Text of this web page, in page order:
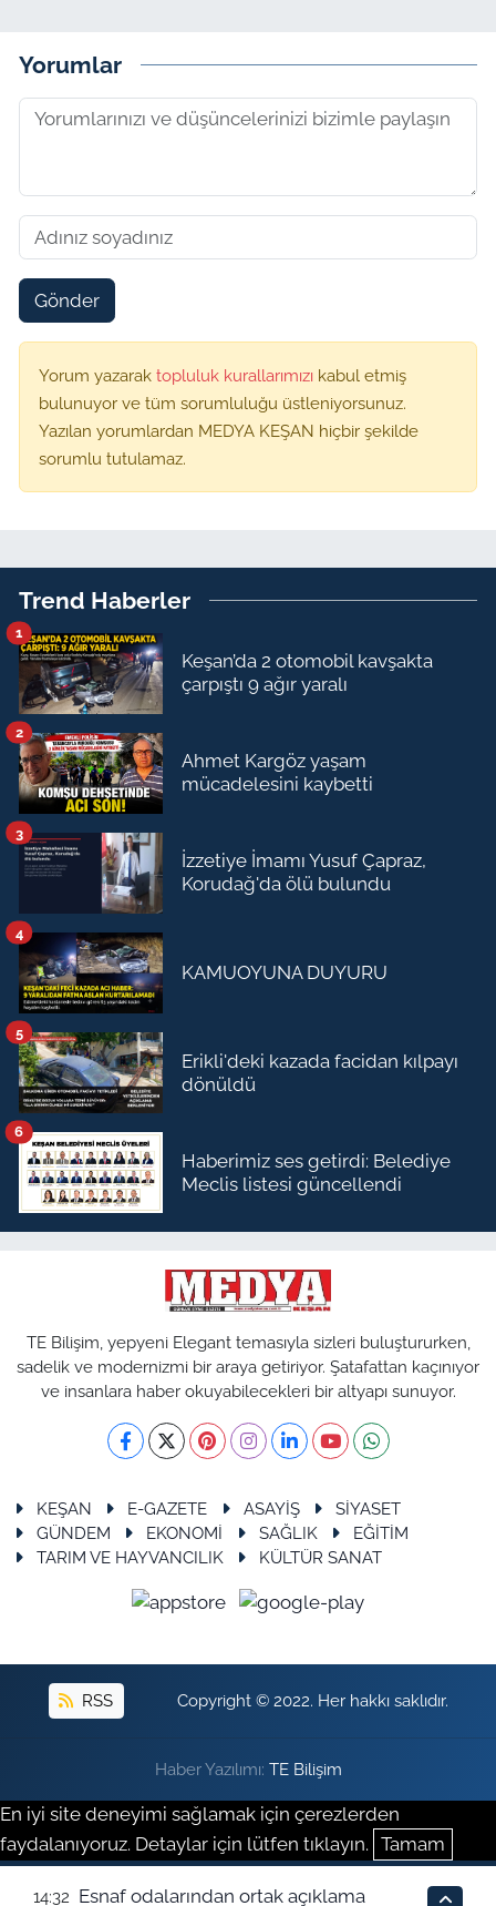
Yorumlar
Gönder
Yorum yazarak topluluk kurallarımızı kabul etmiş
bulunuyor ve tüm sorumluluğu üstleniyorsunuz.
Yazılan yorumlardan MEDYA KEŞAN hiçbir şekilde
sorumlu tutulamaz.
Trend Haberler
Keşan’da 2 otomobil kavşakta
çarpıştı 9 ağır yaralı
1
Ahmet Kargöz yaşam
mücadelesini kaybetti
2
İzzetiye İmamı Yusuf Çapraz,
Korudağ'da ölü bulundu
3
KAMUOYUNA DUYURU
4
Erikli'deki kazada facidan kılpayı
dönüldü
5
Haberimiz ses getirdi: Belediye
Meclis listesi güncellendi
6
TE Bilişim, yepyeni Elegant temasıyla sizleri buluştururken,
sadelik ve modernizmi bir araya getiriyor. Şatafattan kaçınıyor
ve insanlara haber okuyabilecekleri bir altyapı sunuyor.
KEŞAN E-GAZETE ASAYİŞ
SİYASET
GÜNDEM
EKONOMİ SAĞLIK
EĞİTİM
TARIM VE HAYVANCILIK
KÜLTÜR SANAT
RSS Copyright © 2022. Her hakkı saklıdır.
Haber Yazılımı: TE Bilişim
En iyi site deneyimi sağlamak için çerezlerden
faydalanıyoruz. Detaylar için lütfen tıklayın. Tamam
14:32 Esnaf odalarından ortak açıklama